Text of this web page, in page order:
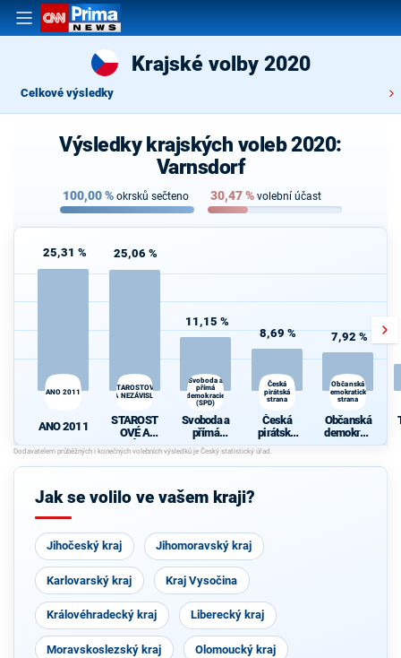
Krajské volby 2020
Celkové výsledky
Výsledky krajských voleb 2020:
Varnsdorf
100,00% okrsků sečteno 30,47% volební účast
25,31 %
ANO 2011
ANO 2011
25,06 %
STAROSTOVÉ
A NEZÁVISLÍ
STAROST
OVÉ A
NEZÁVISL
Í
11,15 %
Svoboda a
přímá
demokracie
(SPD)
Svoboda a
přímá
demokraci
e (SPD)
8,69 %
Česká
pirátská
strana
Česká
pirátská
strana
7,92 %
Občanská
demokratická
strana
Občanská
demokrati
cká strana
Jak se volilo ve vašem kraji?
Jihočeský kraj Jihomoravský kraj
Karlovarský kraj Kraj Vysočina
Královéhradecký kraj Liberecký kraj
Moravskoslezský kraj Olomoucký kraj